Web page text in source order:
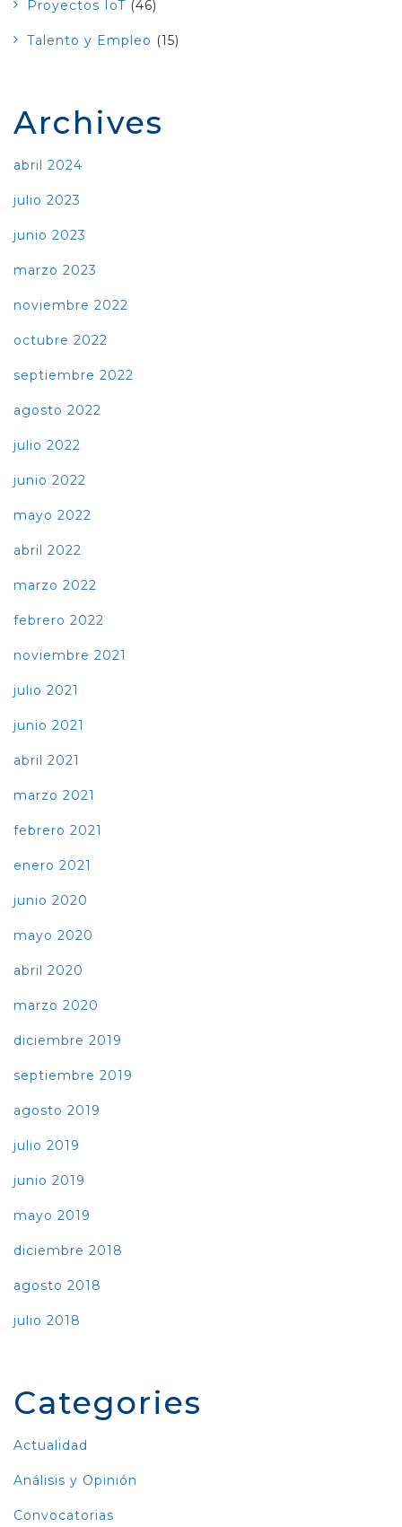
Proyectos IoT (46)
Talento y Empleo (15)
Archives
abril 2024
julio 2023
junio 2023
marzo 2023
noviembre 2022
octubre 2022
septiembre 2022
agosto 2022
julio 2022
junio 2022
mayo 2022
abril 2022
marzo 2022
febrero 2022
noviembre 2021
julio 2021
junio 2021
abril 2021
marzo 2021
febrero 2021
enero 2021
junio 2020
mayo 2020
abril 2020
marzo 2020
diciembre 2019
septiembre 2019
agosto 2019
julio 2019
junio 2019
mayo 2019
diciembre 2018
agosto 2018
julio 2018
Categories
Actualidad
Análisis y Opinión
Convocatorias